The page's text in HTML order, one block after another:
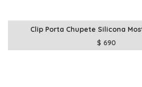
Clip Porta Chupete Silicona
$ 690